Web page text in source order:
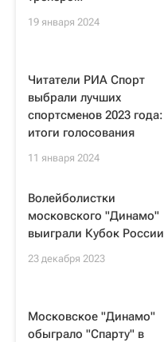
19 января 2024
Читатели РИА Спорт
выбрали лучших
спортсменов 2023 года:
итоги голосования
11 января 2024
Волейболистки
московского "Динамо"
выиграли Кубок России
23 декабря 2023
Московское "Динамо"
обыграло "Спарту" в